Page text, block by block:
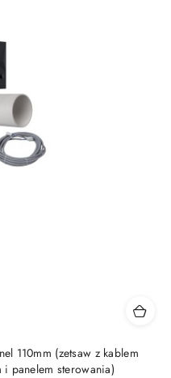
110mm (zetsaw z kablem
panelem sterowania)